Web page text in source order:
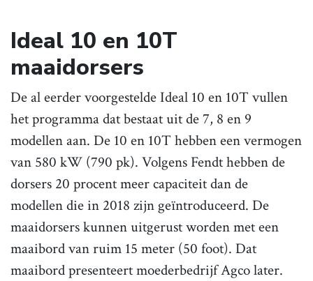
Ideal 10 en 10T
maaidorsers
De al eerder voorgestelde Ideal 10 en 10T vullen
het programma dat bestaat uit de 7, 8 en 9
modellen aan. De 10 en 10T hebben een vermogen
van 580 kW (790 pk). Volgens Fendt hebben de
dorsers 20 procent meer capaciteit dan de
modellen die in 2018 zijn geïntroduceerd. De
maaidorsers kunnen uitgerust worden met een
maaibord van ruim 15 meter (50 foot). Dat
maaibord presenteert moederbedrijf Agco later.